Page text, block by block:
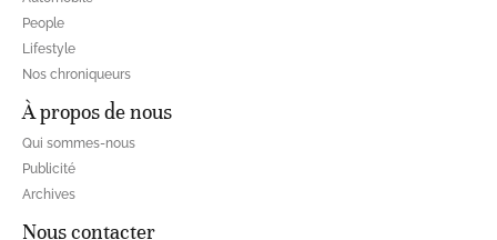
People
Lifestyle
Nos chroniqueurs
À propos de nous
Qui sommes-nous
Publicité
Archives
Nous contacter